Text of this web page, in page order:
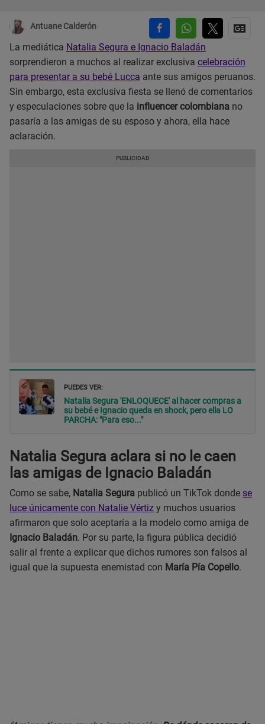
Antuane Calderón
La mediática Natalia Segura e Ignacio Baladán
sorprendieron a muchos al realizar exclusiva celebración
para presentar a su bebé Lucca ante sus amigos peruanos.
Sin embargo, esta exclusiva fiesta se llenó de comentarios
y especulaciones sobre que la influencer colombiana no
pasaría a las amigas de su esposo y ahora, ella hace
aclaración.
PUEDES VER:
Natalia Segura 'ENLOQUECE' al hacer compras a
su bebé e Ignacio queda en shock, pero ella LO
PARCHA: "Para eso..."
Natalia Segura aclara si no le caen
las amigas de Ignacio Baladán
Como se sabe, Natalia Segura publicó un TikTok donde se
luce únicamente con Natalie Vértiz y muchos usuarios
afirmaron que solo aceptaría a la modelo como amiga de
Ignacio Baladán. Por su parte, la figura pública decidió
salir al frente a explicar que dichos rumores son falsos al
igual que la supuesta enemistad con María Pía Copello.